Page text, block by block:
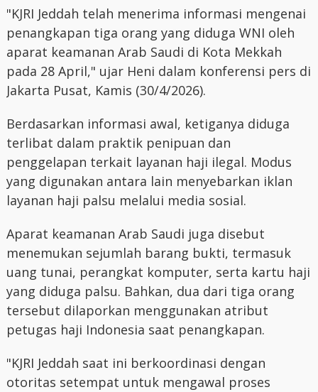
"KJRI Jeddah telah menerima informasi mengenai
penangkapan tiga orang yang diduga WNI oleh
aparat keamanan Arab Saudi di Kota Mekkah
pada 28 April," ujar Heni dalam konferensi pers di
Jakarta Pusat, Kamis (30/4/2026).
Berdasarkan informasi awal, ketiganya diduga
terlibat dalam praktik penipuan dan
penggelapan terkait layanan haji ilegal. Modus
yang digunakan antara lain menyebarkan iklan
layanan haji palsu melalui media sosial.
Aparat keamanan Arab Saudi juga disebut
menemukan sejumlah barang bukti, termasuk
uang tunai, perangkat komputer, serta kartu haji
yang diduga palsu. Bahkan, dua dari tiga orang
tersebut dilaporkan menggunakan atribut
petugas haji Indonesia saat penangkapan.
"KJRI Jeddah saat ini berkoordinasi dengan
otoritas setempat untuk mengawal proses